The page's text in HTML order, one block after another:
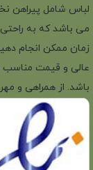
لباس شامل پیراهن
می باشد که به راحتی
زمان ممکن انجام
عالی و قیمت مناسب
باشد. از همراهی و